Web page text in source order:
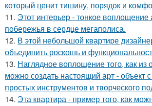
который ценит тишину, порядок и
11. Этот интерьер - тонкое
побережья в сердце мегаполиса.
12. В этой небольшой квартире
объединить роскошь и
13. Наглядное воплощение того, как из
можно создать настоящий арт - объект
простых инструментов и творческого
14. Эта квартира - пример того, как